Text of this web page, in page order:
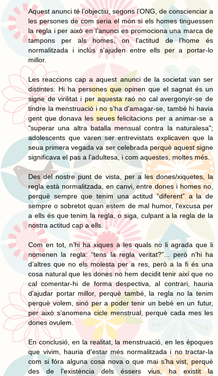
Aquest anunci té l’objectiu, segons l’ONG, de conscienciar a
les persones de com seria el món si els homes tinguessen
la regla i per això en l’anunci es promociona una marca de
tampons per als homes, on l'actitud de l’home és
normalitzada i inclús s’ajuden entre ells per a portar-lo
millor.
Les reaccions cap a aquest anunci de la societat van ser
distintes: Hi ha persones que opinen que el sagnat és un
signe de virilitat i per aquesta raó no cal avergonyir-se de
tindre la menstruació i no s'ha d'amagar-se, també hi havia
gent que donava les seues felicitacions per a animar-se a
"superar una altra batalla mensual contra la naturalesa";
adolescents que varen ser entrevistats explicaven que la
seua primera vegada va ser celebrada perquè aquest signe
significava el pas a l’adultesa, i com aquestes, moltes més.
Des del nostre punt de vista, per a les dones/xiquetes, la
regla està normalitzada, en canvi, entre dones i homes no,
perquè sempre que tenim una actitud “diferent” a la de
sempre o sobretot quan estem de mal humor, l'excusa per
a ells és que tenim la regla, o siga, culpant a la regla de la
nostra actitud cap a ells.
Com en tot, n’hi ha xiques a les quals no li agrada que li
nomenen la regla: “tens la regla veritat?”... però n’hi ha
d’altres que no els molesta per a res, però a la fi és una
cosa natural que les dones no hem decidit tenir així que no
cal comentar-hi de forma despectiva, al contrari, hauria
d’ajudar portar millor, perquè també, la regla no la tenim
perquè volem, sinó per a poder tenir un bebé en un futur,
per això s’anomena cicle menstrual, perquè cada mes les
dones ovulem.
En conclusió, en la realitat, la menstruació, en les èpoques
que vivim, hauria d'estar més normalitzada i no tractar-la
com si fóra alguna cosa nova o que mai s’ha vist, perquè
des de l'existència dels éssers vius, ha existit la